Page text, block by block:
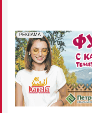
erid:
РЕКЛАМА
Реклама